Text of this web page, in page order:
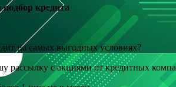
кредита
на самых выгодных условиях?
рассылку с акциями от кредитных